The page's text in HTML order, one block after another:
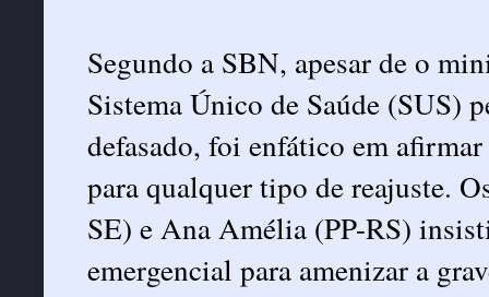
Segundo a SBN, apesar de o
Sistema Único de Saúde (SUS)
defasado, foi enfático em
para qualquer tipo de reajuste.
SE) e Ana Amélia (PP-RS)
emergencial para amenizar a